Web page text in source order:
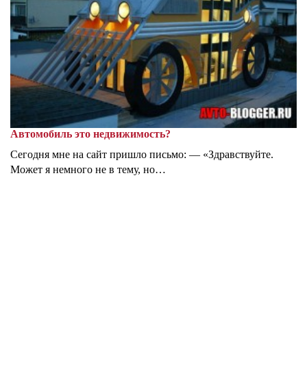
Автомобиль это недвижимость?
Сегодня мне на сайт пришло письмо: — «Здравствуйте.
Может я немного не в тему, но…